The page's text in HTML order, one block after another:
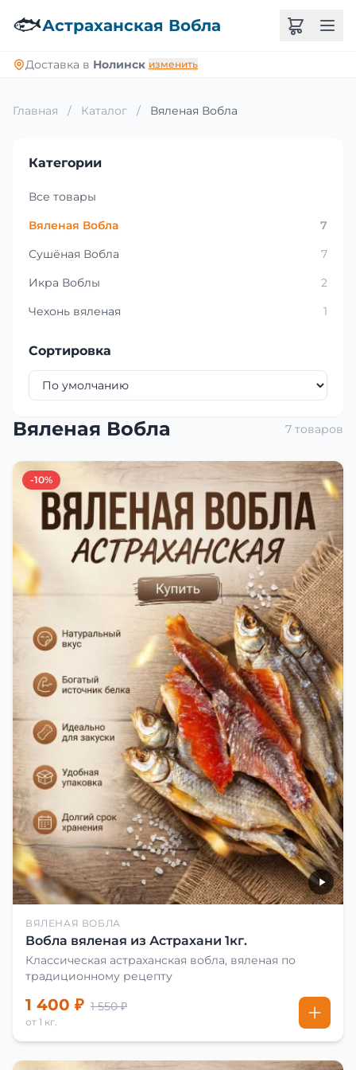
🐟Астраханская Вобла
Доставка в Нолинск изменить
Главная / Каталог / Вяленая Вобла
Категории
Все товары
Вяленая Вобла
7
Сушёная Вобла
7
Икра Воблы
2
Чехонь вяленая
1
Сортировка
Вяленая Вобла 7 товаров
-10%
ВЯЛЕНАЯ ВОБЛА
Вобла вяленая из Астрахани 1кг.
Классическая астраханская вобла, вяленая по
традиционному рецепту
1 400 ₽ 1 550 ₽
от 1 кг.